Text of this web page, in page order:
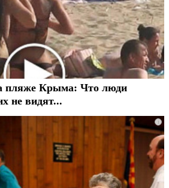
пляже Крыма: Что люди
не видят...
i